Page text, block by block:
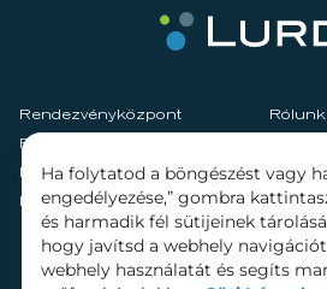
Rendezvényközpont
Rólunk
Fenntarthatóság
Hírek
Kapcsolat
Ha folytatod a böngészést vagy
engedélyezése,” gombra
és harmadik fél sütijeinek
hogy javítsd a webhely
webhely használatát és segíts